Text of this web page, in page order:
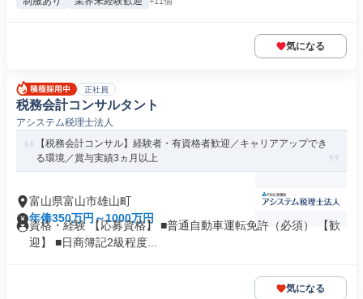
気になる
正社員
税務会計コンサルタント
アシステム税理士法人
【税務会計コンサル】経験者・有資格者歓迎／キャリアアップでき
る環境／賞与実績3ヵ月以上
富山県富山市雄山町
年俸350万円～1000万円
資格・経験 【応募資格】 ■普通自動車運転免許（必須） 【歓
迎】 ■日商簿記2級程度...
気になる